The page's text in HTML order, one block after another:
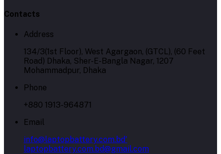
Contacts
Address
134/3(1st Floor), West Agargaon, (GTCL), (60 Feet
Road) Dhaka, Sher-E-Bangla Nagar, 1207
Mohammadpur, Dhaka
Phone
+880 1913-964871
Email
info@laptopbattery.com.bd'
laptopbattery.com.bd@gmail.com